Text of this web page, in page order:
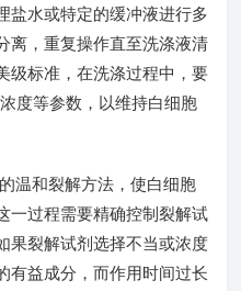
盐水或特定的缓冲液进行多
离，重复操作直至洗涤液清
级标准，在洗涤过程中，要
度等参数，以维持白细胞
温和裂解方法，使白细胞
一过程需要精确控制裂解试
果裂解试剂选择不当或浓度
有益成分，而作用时间过长